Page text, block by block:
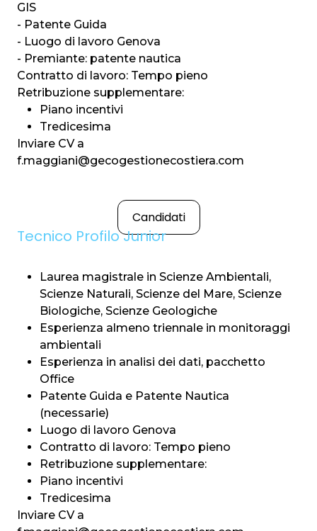
GIS
- Patente Guida
- Luogo di lavoro Genova
- Premiante: patente nautica
Contratto di lavoro: Tempo pieno
Retribuzione supplementare:
Piano incentivi
Tredicesima
Inviare CV a
f.maggiani@gecogestionecostiera.com
Candidati
Tecnico Profilo Junior
Laurea magistrale in Scienze Ambientali,
Scienze Naturali, Scienze del Mare, Scienze
Biologiche, Scienze Geologiche
Esperienza almeno triennale in monitoraggi
ambientali
Esperienza in analisi dei dati, pacchetto
Office
Patente Guida e Patente Nautica
(necessarie)
Luogo di lavoro Genova
Contratto di lavoro: Tempo pieno
Retribuzione supplementare:
Piano incentivi
Tredicesima
Inviare CV a